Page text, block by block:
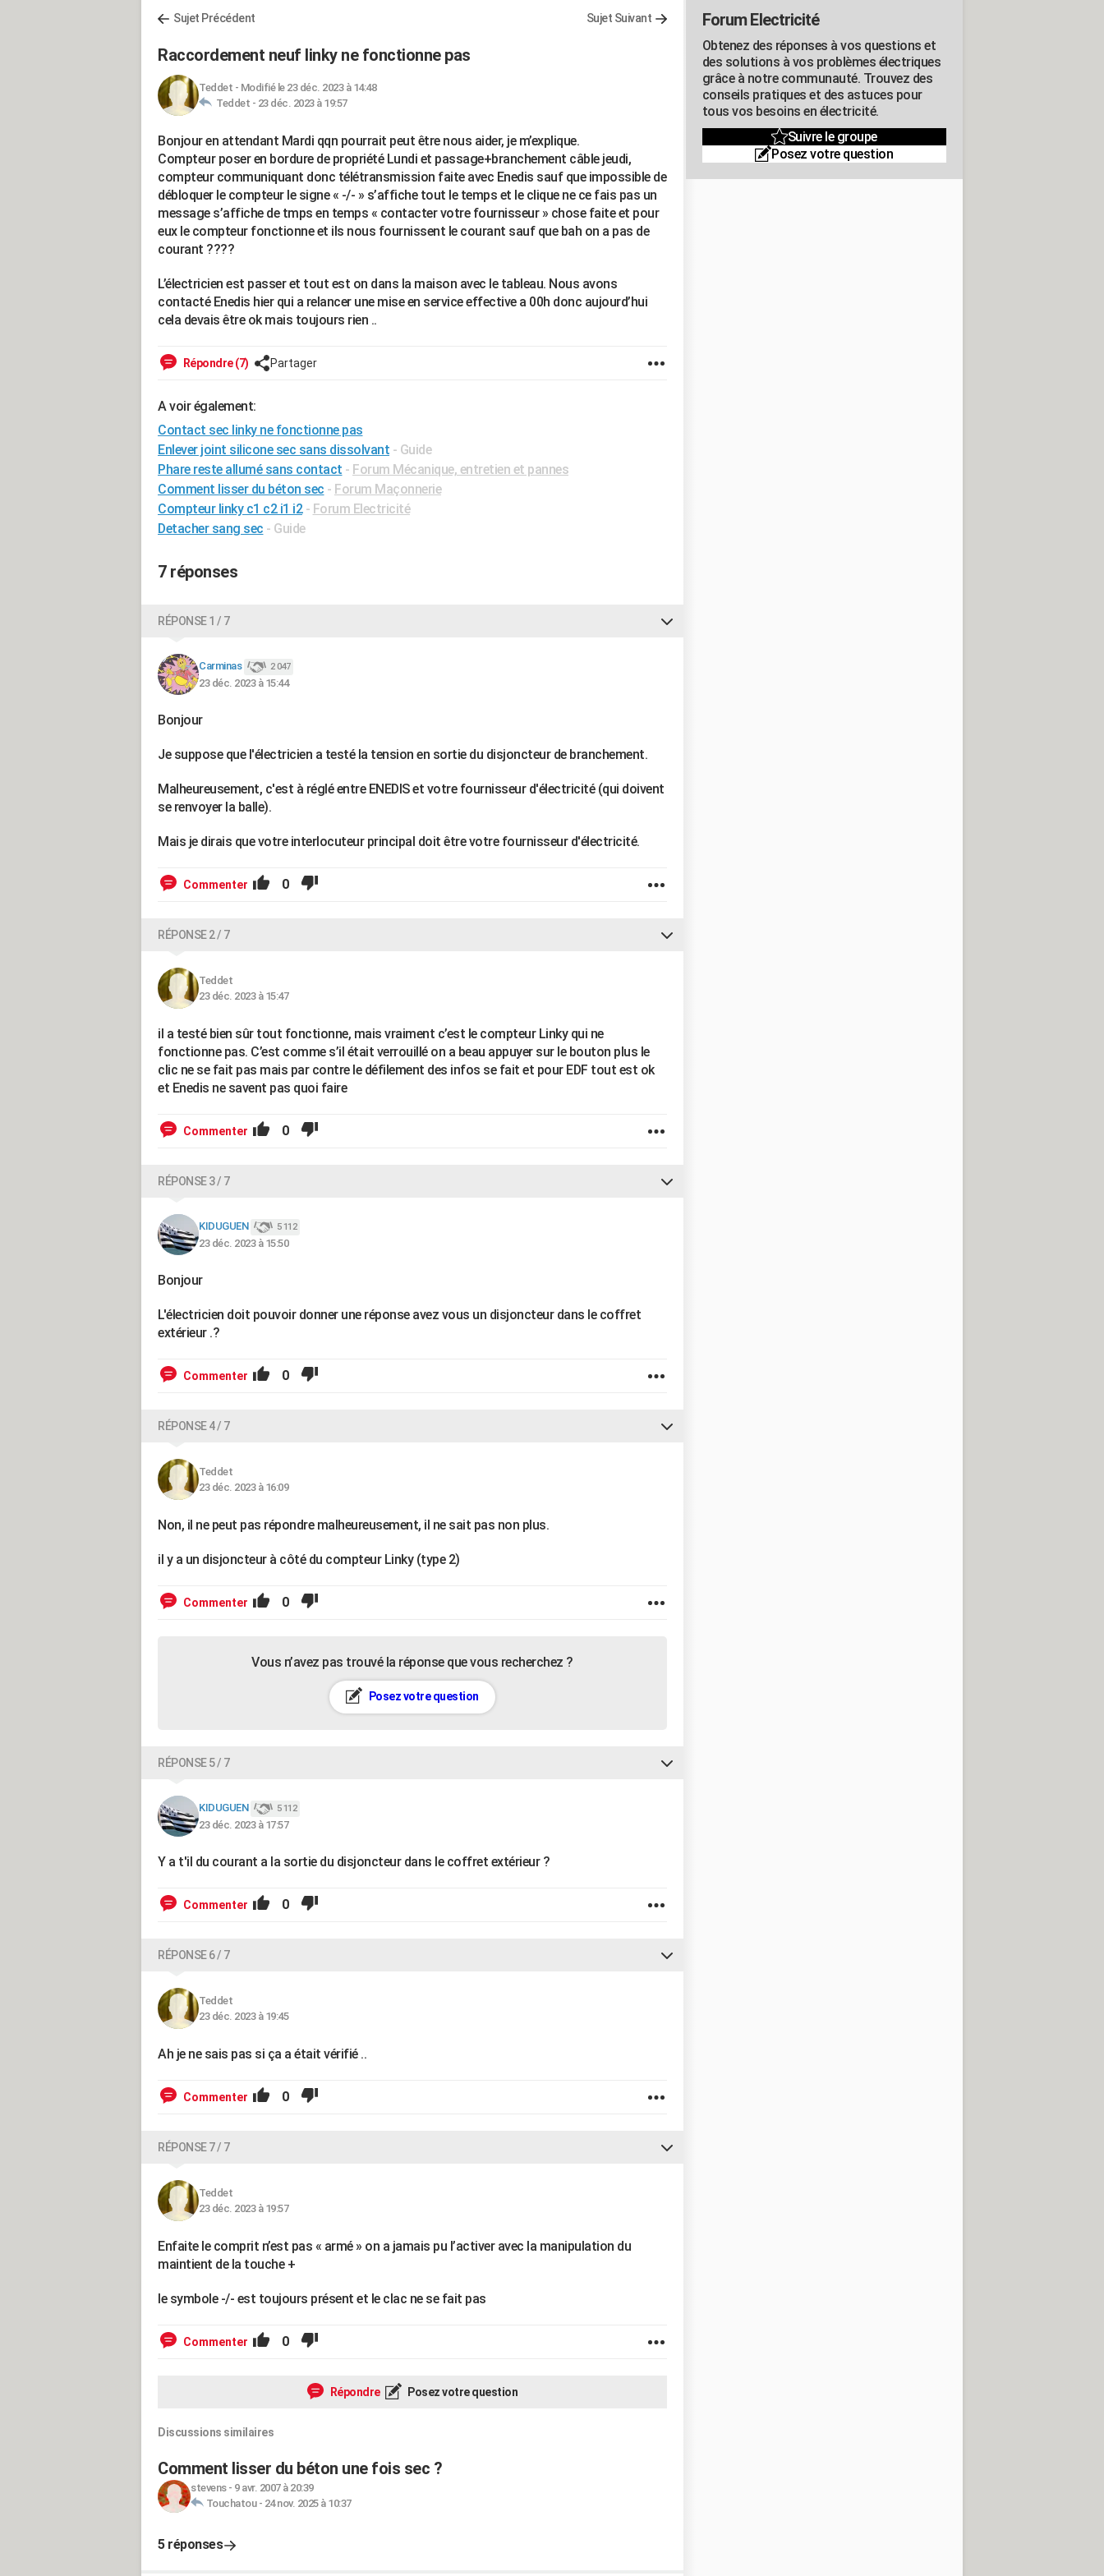
Sujet Précédent Sujet Suivant
Raccordement neuf linky ne fonctionne pas
Teddet - Modifié le 23 déc. 2023 à 14:48
Teddet - 23 déc. 2023 à 19:57
Bonjour en attendant Mardi qqn pourrait peut être nous aider, je m’explique.
Compteur poser en bordure de propriété Lundi et passage+branchement câble jeudi,
compteur communiquant donc télétransmission faite avec Enedis sauf que impossible de
débloquer le compteur le signe « -/- » s’affiche tout le temps et le clique ne ce fais pas un
message s’affiche de tmps en temps « contacter votre fournisseur » chose faite et pour
eux le compteur fonctionne et ils nous fournissent le courant sauf que bah on a pas de
courant ????
L’électricien est passer et tout est on dans la maison avec le tableau. Nous avons
contacté Enedis hier qui a relancer une mise en service effective a 00h donc aujourd’hui
cela devais être ok mais toujours rien ..
Répondre (7) Partager
A voir également:
Contact sec linky ne fonctionne pas
Enlever joint silicone sec sans dissolvant - Guide
Phare reste allumé sans contact - Forum Mécanique, entretien et pannes
Comment lisser du béton sec - Forum Maçonnerie
Compteur linky c1 c2 i1 i2 - Forum Electricité
Detacher sang sec - Guide
7 réponses
RÉPONSE 1 / 7
Carminas 2 047
23 déc. 2023 à 15:44
Bonjour
Je suppose que l'électricien a testé la tension en sortie du disjoncteur de branchement.
Malheureusement, c'est à réglé entre ENEDIS et votre fournisseur d'électricité (qui doivent
se renvoyer la balle).
Mais je dirais que votre interlocuteur principal doit être votre fournisseur d'électricité.
Commenter 0
RÉPONSE 2 / 7
Teddet
23 déc. 2023 à 15:47
il a testé bien sûr tout fonctionne, mais vraiment c’est le compteur Linky qui ne
fonctionne pas. C’est comme s’il était verrouillé on a beau appuyer sur le bouton plus le
clic ne se fait pas mais par contre le défilement des infos se fait et pour EDF tout est ok
et Enedis ne savent pas quoi faire
Commenter 0
RÉPONSE 3 / 7
KIDUGUEN 5 112
23 déc. 2023 à 15:50
Bonjour
L'électricien doit pouvoir donner une réponse avez vous un disjoncteur dans le coffret
extérieur .?
Commenter 0
RÉPONSE 4 / 7
Teddet
23 déc. 2023 à 16:09
Non, il ne peut pas répondre malheureusement, il ne sait pas non plus.
il y a un disjoncteur à côté du compteur Linky (type 2)
Commenter 0
Vous n’avez pas trouvé la réponse que vous recherchez ?
Posez votre question
RÉPONSE 5 / 7
KIDUGUEN 5 112
23 déc. 2023 à 17:57
Y a t'il du courant a la sortie du disjoncteur dans le coffret extérieur ?
Commenter 0
RÉPONSE 6 / 7
Teddet
23 déc. 2023 à 19:45
Ah je ne sais pas si ça a était vérifié ..
Commenter 0
RÉPONSE 7 / 7
Teddet
23 déc. 2023 à 19:57
Enfaite le comprit n’est pas « armé » on a jamais pu l’activer avec la manipulation du
maintient de la touche +
le symbole -/- est toujours présent et le clac ne se fait pas
Commenter 0
Répondre Posez votre question
Discussions similaires
Comment lisser du béton une fois sec ?
stevens- 9 avr. 2007 à 20:39
Touchatou- 24 nov. 2025 à 10:37
5 réponses
Forum Electricité
Obtenez des réponses à vos questions et
des solutions à vos problèmes électriques
grâce à notre communauté. Trouvez des
conseils pratiques et des astuces pour
tous vos besoins en électricité.
Suivre le groupe
Posez votre question